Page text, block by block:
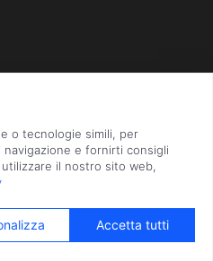
Sociale i.v. € 800.000,00